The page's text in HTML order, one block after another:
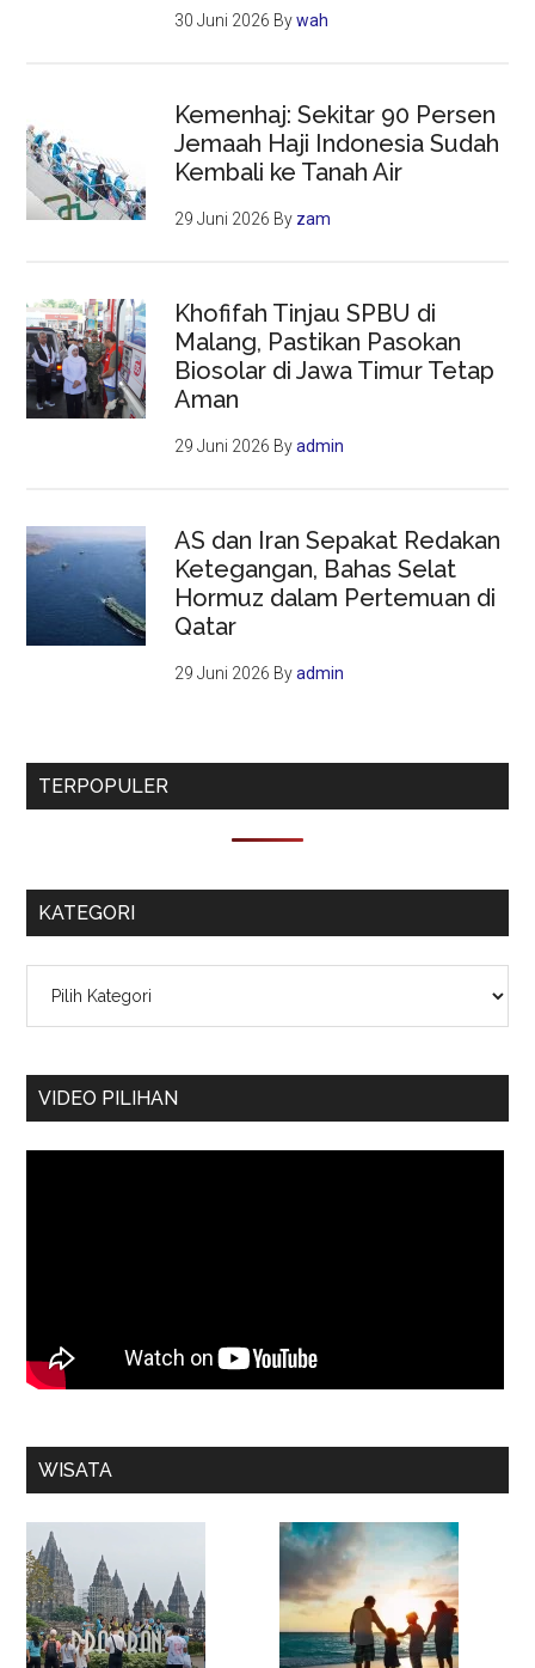
30 Juni 2026 Bywah
Kemenhaj: Sekitar 90 Persen
Jemaah Haji Indonesia Sudah
Kembali ke Tanah Air
29 Juni 2026 By zam
Khofifah Tinjau SPBU di
Malang, Pastikan Pasokan
Biosolar di Jawa Timur Tetap
Aman
29 Juni 2026 Byadmin
AS dan Iran Sepakat Redakan
Ketegangan, Bahas Selat
Hormuz dalam Pertemuan di
Qatar
29 Juni 2026 Byadmin
TERPOPULER
KATEGORI
VIDEO PILIHAN
WISATA